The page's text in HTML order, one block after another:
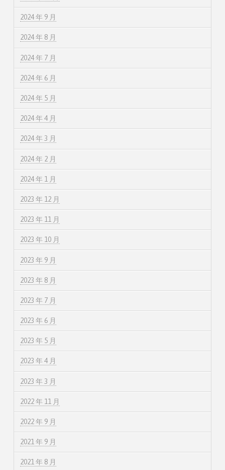
2024 年 9 月
2024 年 8 月
2024 年 7 月
2024 年 6 月
2024 年 5 月
2024 年 4 月
2024 年 3 月
2024 年 2 月
2024 年 1 月
2023 年 12 月
2023 年 11 月
2023 年 10 月
2023 年 9 月
2023 年 8 月
2023 年 7 月
2023 年 6 月
2023 年 5 月
2023 年 4 月
2023 年 3 月
2022 年 11 月
2022 年 9 月
2021 年 9 月
2021 年 8 月